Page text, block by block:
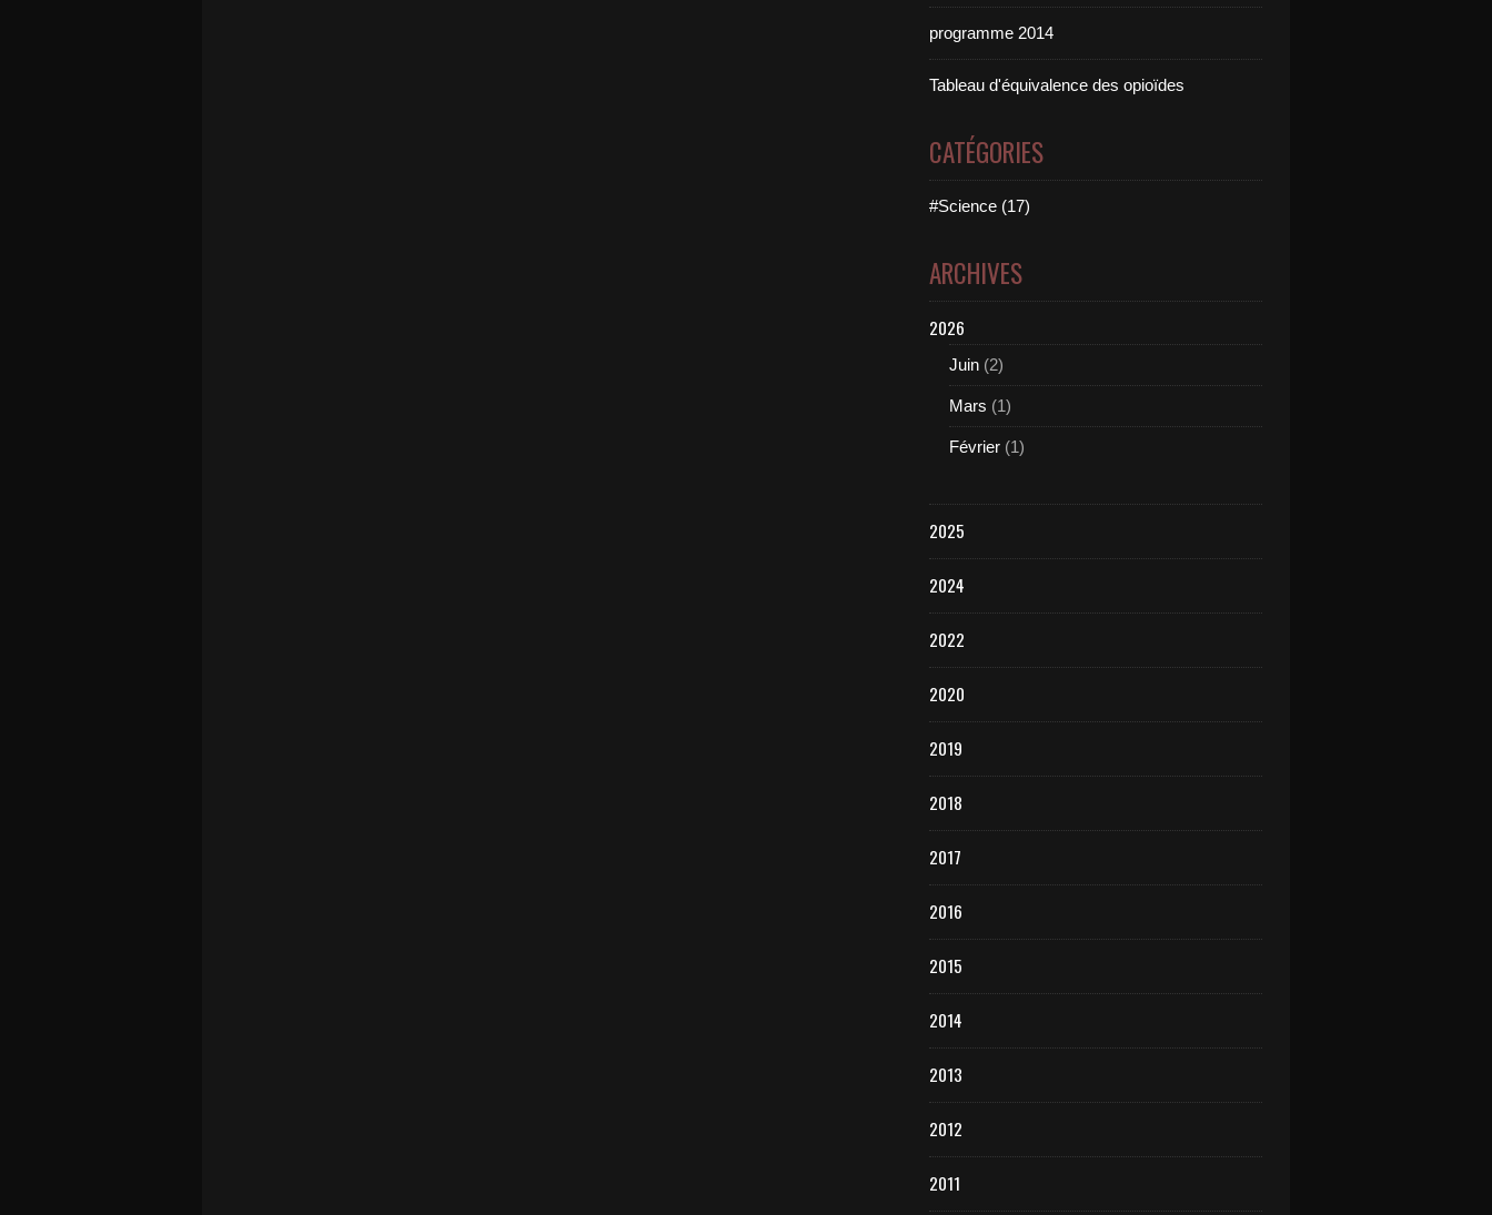
programme 2014
Tableau d'équivalence des opioïdes
CATÉGORIES
#Science (17)
ARCHIVES
2026
Juin (2)
Mars (1)
Février (1)
2025
2024
2022
2020
2019
2018
2017
2016
2015
2014
2013
2012
2011